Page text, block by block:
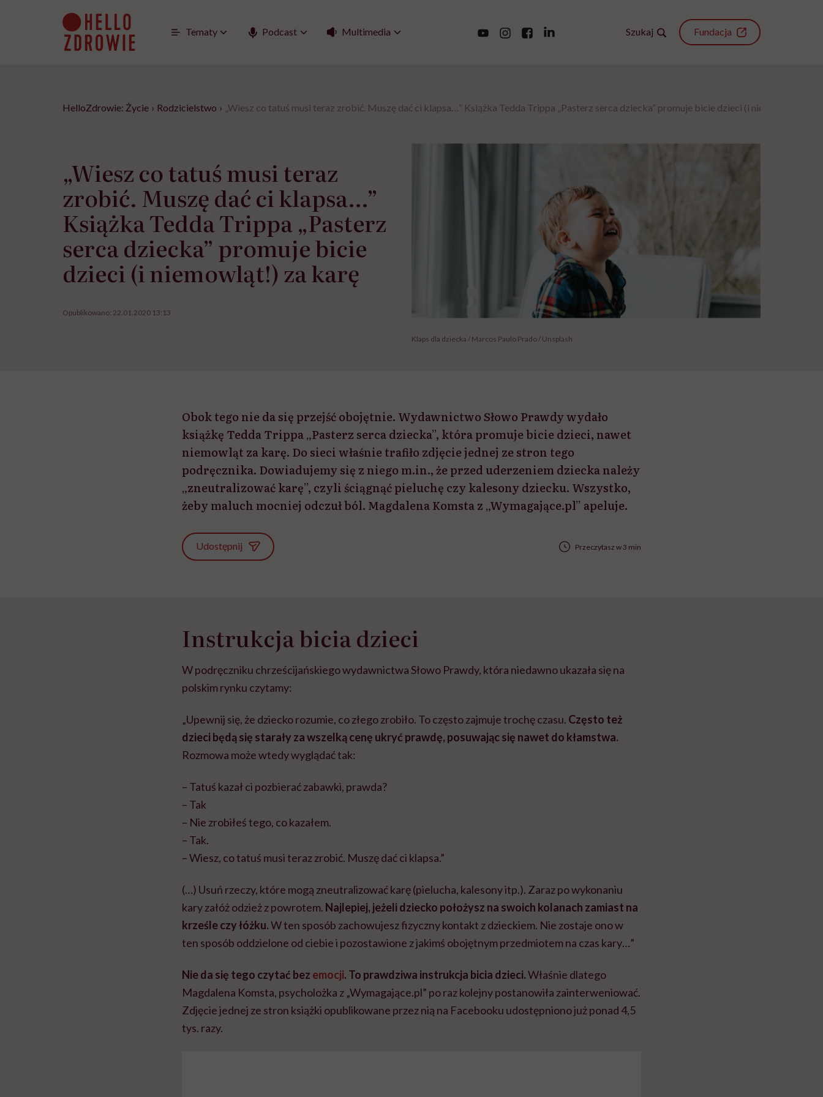
Tematy Podcast Multimedia Szukaj Fundacja
HelloZdrowie: Życie › Rodzicielstwo › „Wiesz co tatuś musi teraz zrobić. Muszę dać ci klapsa…” Książka Tedda Trippa „Pasterz serca dziecka” promuje bicie dzieci (i niemowląt!) za
„Wiesz co tatuś musi teraz
zrobić. Muszę dać ci klapsa…”
Książka Tedda Trippa „Pasterz
serca dziecka” promuje bicie
dzieci (i niemowląt!) za karę
Opublikowano: 22.01.2020 13:13
Klaps dla dziecka / Marcos Paulo Prado / Unsplash
Obok tego nie da się przejść obojętnie. Wydawnictwo Słowo Prawdy wydało
książkę Tedda Trippa „Pasterz serca dziecka”, która promuje bicie dzieci, nawet
niemowląt za karę. Do sieci właśnie trafiło zdjęcie jednej ze stron tego
podręcznika. Dowiadujemy się z niego m.in., że przed uderzeniem dziecka należy
„zneutralizować karę”, czyli ściągnąć pieluchę czy kalesony dziecku. Wszystko,
żeby maluch mocniej odczuł ból. Magdalena Komsta z „Wymagające.pl” apeluje.
Udostępnij Przeczytasz w 3 min
Instrukcja bicia dzieci
W podręczniku chrześcijańskiego wydawnictwa Słowo Prawdy, która niedawno ukazała się na
polskim rynku czytamy:
„Upewnij się, że dziecko rozumie, co złego zrobiło. To często zajmuje trochę czasu. Często też
dzieci będą się starały za wszelką cenę ukryć prawdę, posuwając się nawet do kłamstwa.
Rozmowa może wtedy wyglądać tak:
– Tatuś kazał ci pozbierać zabawki, prawda?
– Tak
– Nie zrobiłeś tego, co kazałem.
– Tak.
– Wiesz, co tatuś musi teraz zrobić. Muszę dać ci klapsa.”
(…) Usuń rzeczy, które mogą zneutralizować karę (pielucha, kalesony itp.). Zaraz po wykonaniu
kary załóż odzież z powrotem. Najlepiej, jeżeli dziecko położysz na swoich kolanach zamiast na
krześle czy łóżku.W ten sposób zachowujesz fizyczny kontakt z dzieckiem. Nie zostaje ono w
ten sposób oddzielone od ciebie i pozostawione z jakimś obojętnym przedmiotem na czas kary…”
Nie da się tego czytać bez emocji. To prawdziwa instrukcja bicia dzieci.Właśnie dlatego
Magdalena Komsta, psycholożka z „Wymagające.pl” po raz kolejny postanowiła zainterweniować.
Zdjęcie jednej ze stron książki opublikowane przez nią na Facebooku udostępniono już ponad 4,5
tys. razy.